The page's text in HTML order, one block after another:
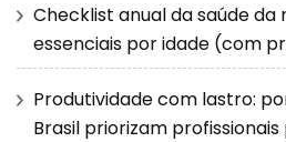
Checklist anual da saúde da
essenciais por idade (com
Produtividade com lastro:
Brasil priorizam